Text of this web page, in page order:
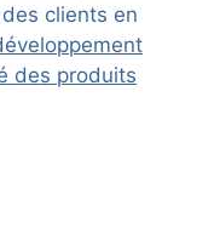
clients en
des produits